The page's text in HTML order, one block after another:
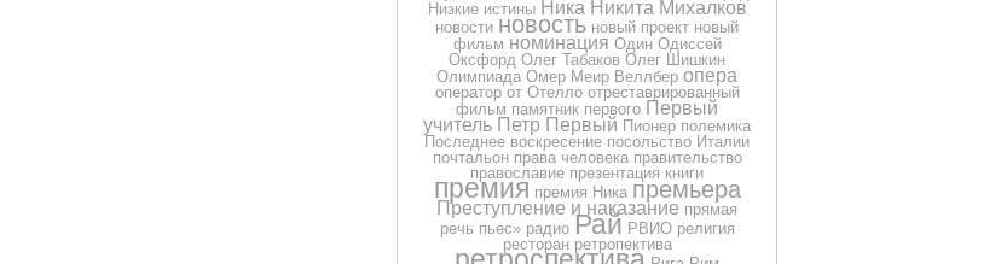
Низкие истины Ника Никита Михалков
новости новость новый проект новый
фильм номинация Один Одиссей
Оксфорд Олег Табаков Олег Шишкин
Олимпиада Омер Меир Веллбер опера
оператор от Отелло отреставрированный
фильм памятник первого Первый
учитель Петр Первый Пионер полемика
Последнее воскресение посольство Италии
почтальон права человека правительство
православие презентация книги
премия премия Ника премьера
Преступление и наказание прямая
речь пьес» радио Рай РВИО религия
ресторан ретропектива